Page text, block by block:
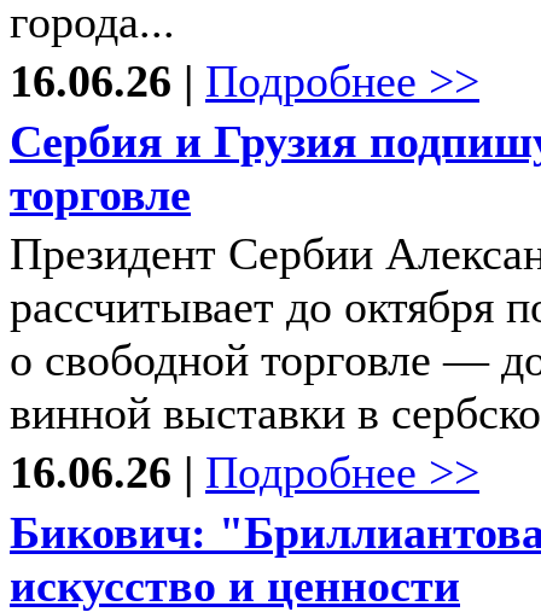
города...
16.06.26 | Подробнее >>
Сербия и Грузия
торговле
Президент Сербии
рассчитывает до октября
о свободной торговле —
винной выставки в
16.06.26 | Подробнее >>
Бикович:
искусство и ценности